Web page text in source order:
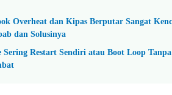
Overheat dan Kipas Berputar Sangat
dan Solusinya
Sering Restart Sendiri atau Boot Loop